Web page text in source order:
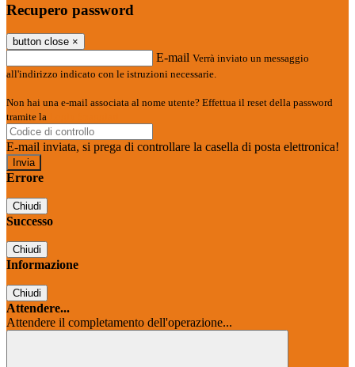
Recupero password
button close ×
E-mail Verrà inviato un messaggio
all'indirizzo indicato con le istruzioni necessarie.
Non hai una e-mail associata al nome utente? Effettua il reset della password
tramite la
E-mail inviata, si prega di controllare la casella di posta elettronica!
Errore
Chiudi
Successo
Chiudi
Informazione
Chiudi
Attendere...
Attendere il completamento dell'operazione...